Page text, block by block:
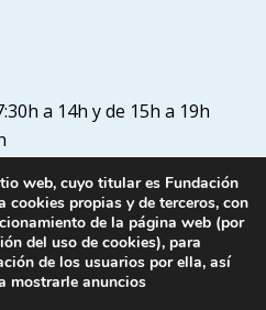
a 14h y de 15h a 19h
web, cuyo titular es Fundación
cookies propias y de terceros, con
de la página web (por
del uso de cookies), para
de los usuarios por ella, así
mostrarle anuncios